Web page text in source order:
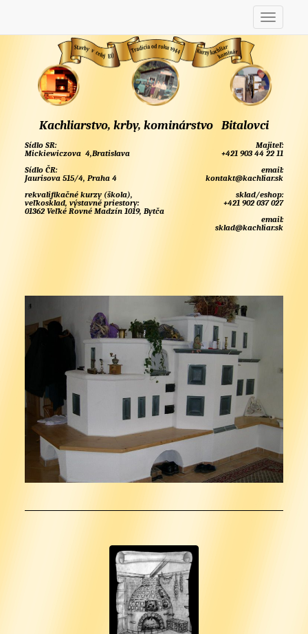
Kachliarstvo, krby, kominárstvo Bitalovci
Sídlo SR:
Mickiewiczova 4,Bratislava
Sídlo ČR:
Jaurisova 515/4, Praha 4
rekvalifikačné kurzy (škola),
veľkosklad, výstavné priestory:
01362 Veľké Rovné Madzín 1019, Bytča
Majiteľ:
+421 903 44 22 11
email:
kontakt@kachliar.sk
sklad/eshop:
+421 902 037 027
email:
sklad@kachliar.sk